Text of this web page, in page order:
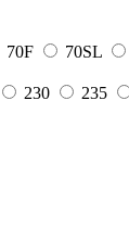
70F 70SL
230 235